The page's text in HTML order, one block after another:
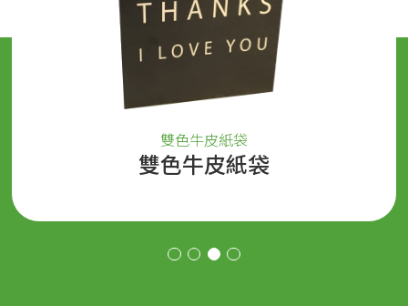
雙色牛皮紙袋
雙色牛皮紙袋